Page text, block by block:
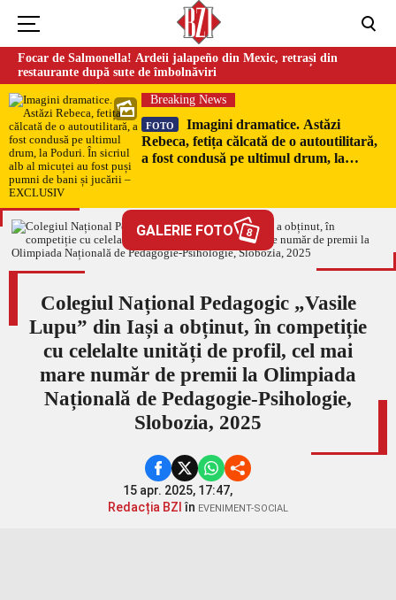
Focar de Salmonella! Ardeii jalapeño din Mexic, retrași din
restaurante după sute de îmbolnăviri
Breaking News
FOTO
Imagini dramatice. Astăzi
Rebeca, fetița călcată de o autoutilitară,
a fost condusă pe ultimul drum, la
EXCLUSIV
GALERIE FOTO 8
Colegiul Național Pedagogic „Vasile
Lupu” din Iași a obținut, în competiție
cu celelalte unități de profil, cel mai
mare număr de premii la Olimpiada
Națională de Pedagogie-Psihologie,
Slobozia, 2025
15 apr. 2025, 17:47,
Redacția BZI în EVENIMENT-SOCIAL